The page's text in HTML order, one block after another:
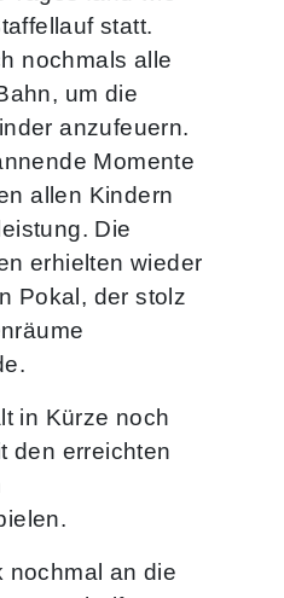
statt.
nochmals alle
um die
anzufeuern.
Momente
allen Kindern
Die
erhielten wieder
Pokal, der stolz
in Kürze noch
den erreichten
nochmal an die